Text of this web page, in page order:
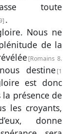
toute
.
Nous ne
de la
Romains 8.
destine 1
est donc
présence de
les croyants,
donne